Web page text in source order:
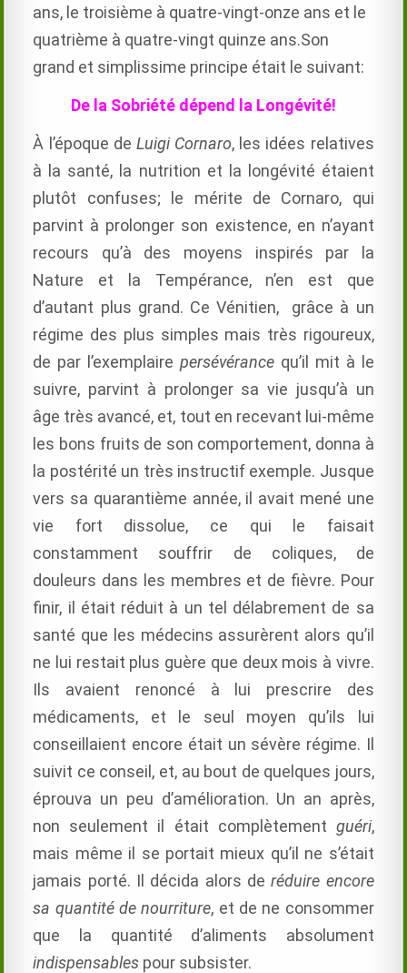
ans, le troisième à quatre-vingt-onze ans et le
quatrième à quatre-vingt quinze ans.Son
grand et simplissime principe était le suivant:
De la Sobriété dépend la Longévité!
À l’époque de Luigi Cornaro, les idées relatives
à la santé, la nutrition et la longévité étaient
plutôt confuses; le mérite de Cornaro, qui
parvint à prolonger son existence, en n’ayant
recours qu’à des moyens inspirés par la
Nature et la Tempérance, n’en est que
d’autant plus grand. Ce Vénitien, grâce à un
régime des plus simples mais très rigoureux,
de par l’exemplairepersévérance qu’il mit à le
suivre, parvint à prolonger sa vie jusqu’à un
âge très avancé, et, tout en recevant lui-même
les bons fruits de son comportement, donna à
la postérité un très instructif exemple. Jusque
vers sa quarantième année, il avait mené une
vie fort dissolue, ce qui le faisait
constamment souffrir de coliques, de
douleurs dans les membres et de fièvre. Pour
finir, il était réduit à un tel délabrement de sa
santé que les médecins assurèrent alors qu’il
ne lui restait plus guère que deux mois à vivre.
Ils avaient renoncé à lui prescrire des
médicaments, et le seul moyen qu’ils lui
conseillaient encore était un sévère régime. Il
suivit ce conseil, et, au bout de quelques jours,
éprouva un peu d’amélioration. Un an après,
non seulement il était complètement guéri,
mais même il se portait mieux qu’il ne s’était
jamais porté. Il décida alors deréduire encore
sa quantité de nourriture, et de ne consommer
que la quantité d’aliments absolument
indispensables pour subsister.